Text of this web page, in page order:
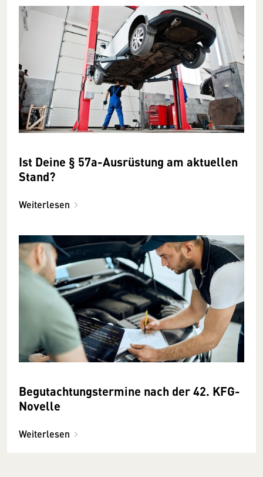
Ist Deine § 57a-Ausrüstung am aktuellen
Stand?
Weiterlesen
Begutachtungstermine nach der 42. KFG-
Novelle
Weiterlesen